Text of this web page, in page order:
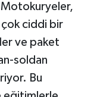
Motokuryeler,
ciddi bir
ve paket
soldan
Bu